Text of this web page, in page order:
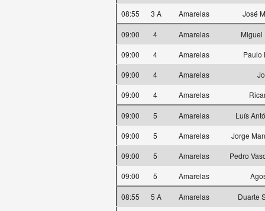
08:55
3 A Amarelas José
09:00 4 Amarelas
Miguel
09:00
4 Amarelas
Paulo
09:00
4 Amarelas
09:00
4 Amarelas
09:00 5 Amarelas
Luís
09:00
5 Amarelas
Jorge
09:00
5 Amarelas
Pedro
09:00
5 Amarelas
08:55 5 A Amarelas
Duarte